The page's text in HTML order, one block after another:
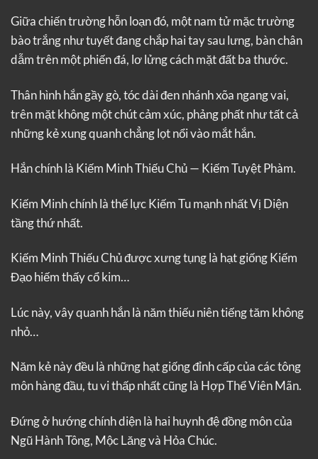
Giữa chiến trường hỗn loạn đó, một nam tử mặc trường
bào trắng như tuyết đang chắp hai tay sau lưng, bàn chân
dẫm trên một phiến đá, lơ lửng cách mặt đất ba thước.
Thân hình hắn gầy gò, tóc dài đen nhánh xõa ngang vai,
trên mặt không một chút cảm xúc, phảng phất như tất cả
những kẻ xung quanh chẳng lọt nổi vào mắt hắn.
Hắn chính là Kiếm Minh Thiếu Chủ — Kiếm Tuyệt Phàm.
Kiếm Minh chính là thế lực Kiếm Tu mạnh nhất Vị Diện
tầng thứ nhất.
Kiếm Minh Thiếu Chủ được xưng tụng là hạt giống Kiếm
Đạo hiếm thấy cổ kim…
Lúc này, vây quanh hắn là năm thiếu niên tiếng tăm không
nhỏ…
Năm kẻ này đều là những hạt giống đỉnh cấp của các tông
môn hàng đầu, tu vi thấp nhất cũng là Hợp Thể Viên Mãn.
Đứng ở hướng chính diện là hai huynh đệ đồng môn của
Ngũ Hành Tông, Mộc Lăng và Hỏa Chúc.